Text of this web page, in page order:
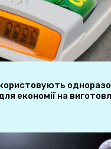
економії на